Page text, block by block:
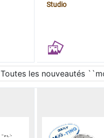
Studio
Toutes les nouveautés